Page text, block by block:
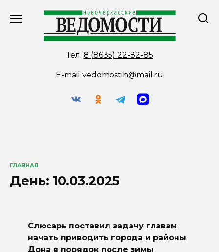
Тел. 8 (8635) 22-82-85
E-mail vedomostin@mail.ru
ГЛАВНАЯ
День: 10.03.2025
Слюсарь поставил задачу главам
начать приводить города и районы
Дона в порядок после зимы